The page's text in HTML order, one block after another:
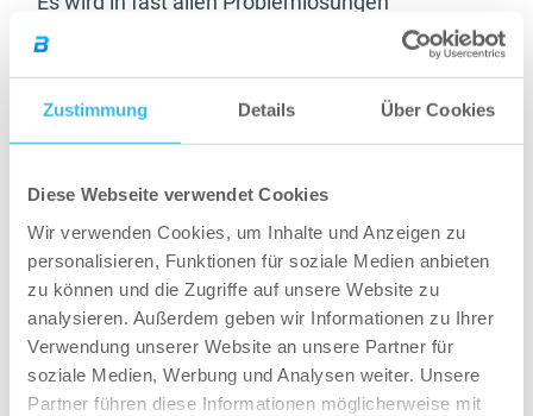
Zustimmung Details Über Cookies
Diese Webseite verwendet Cookies
Wir verwenden Cookies, um Inhalte und Anzeigen zu
personalisieren, Funktionen für soziale Medien anbieten
zu können und die Zugriffe auf unsere Website zu
analysieren. Außerdem geben wir Informationen zu Ihrer
Verwendung unserer Website an unsere Partner für
soziale Medien, Werbung und Analysen weiter. Unsere
Partner führen diese Informationen möglicherweise mit
geschrieben „mehr schlafen!“. Klingt zu einfach,
beantworten. Aber meistens ist der Schlaf ein
vernachlässigter Faktor, der ohne Zweifel Grund
unausgeschlafener Körper hat eine
geschwächte Regeneration. Wir sind immer
müder und merken meist nach einigen Tagen,
dass unser Energieniveau deutlich sinkt. Gerade
Sportler sollen beim Thema wieder besonders
aufmerksam sein. Durch Sport brauchen wir
nämlich noch mehr Schlaf. Nicht zu vergessen